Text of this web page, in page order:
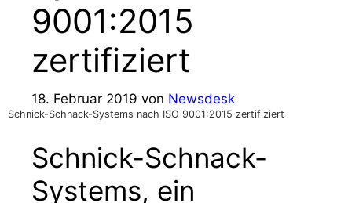
9001:2015
zertifiziert
18. Februar 2019 von Newsdesk
Schnick-Schnack-Systems nach ISO 9001:2015 zertifiziert
Schnick-Schnack-
Systems, ein